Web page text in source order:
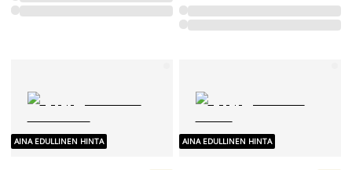
AINA EDULLINEN HINTA AINA EDULLINEN HINTA